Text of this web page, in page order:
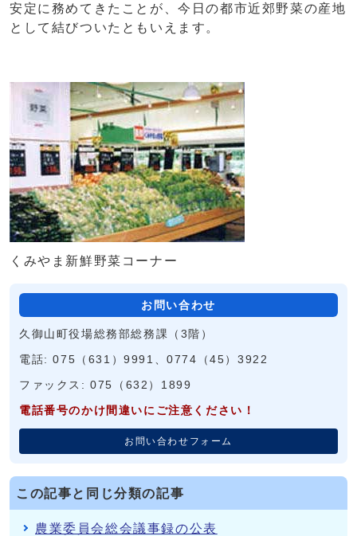
安定に務めてきたことが、今日の都市近郊野菜の産地
として結びついたともいえます。
くみやま新鮮野菜コーナー
お問い合わせ
久御山町役場総務部総務課（3階）
電話: 075（631）9991、0774（45）3922
ファックス: 075（632）1899
電話番号のかけ間違いにご注意ください！
お問い合わせフォーム
この記事と同じ分類の記事
農業委員会総会議事録の公表